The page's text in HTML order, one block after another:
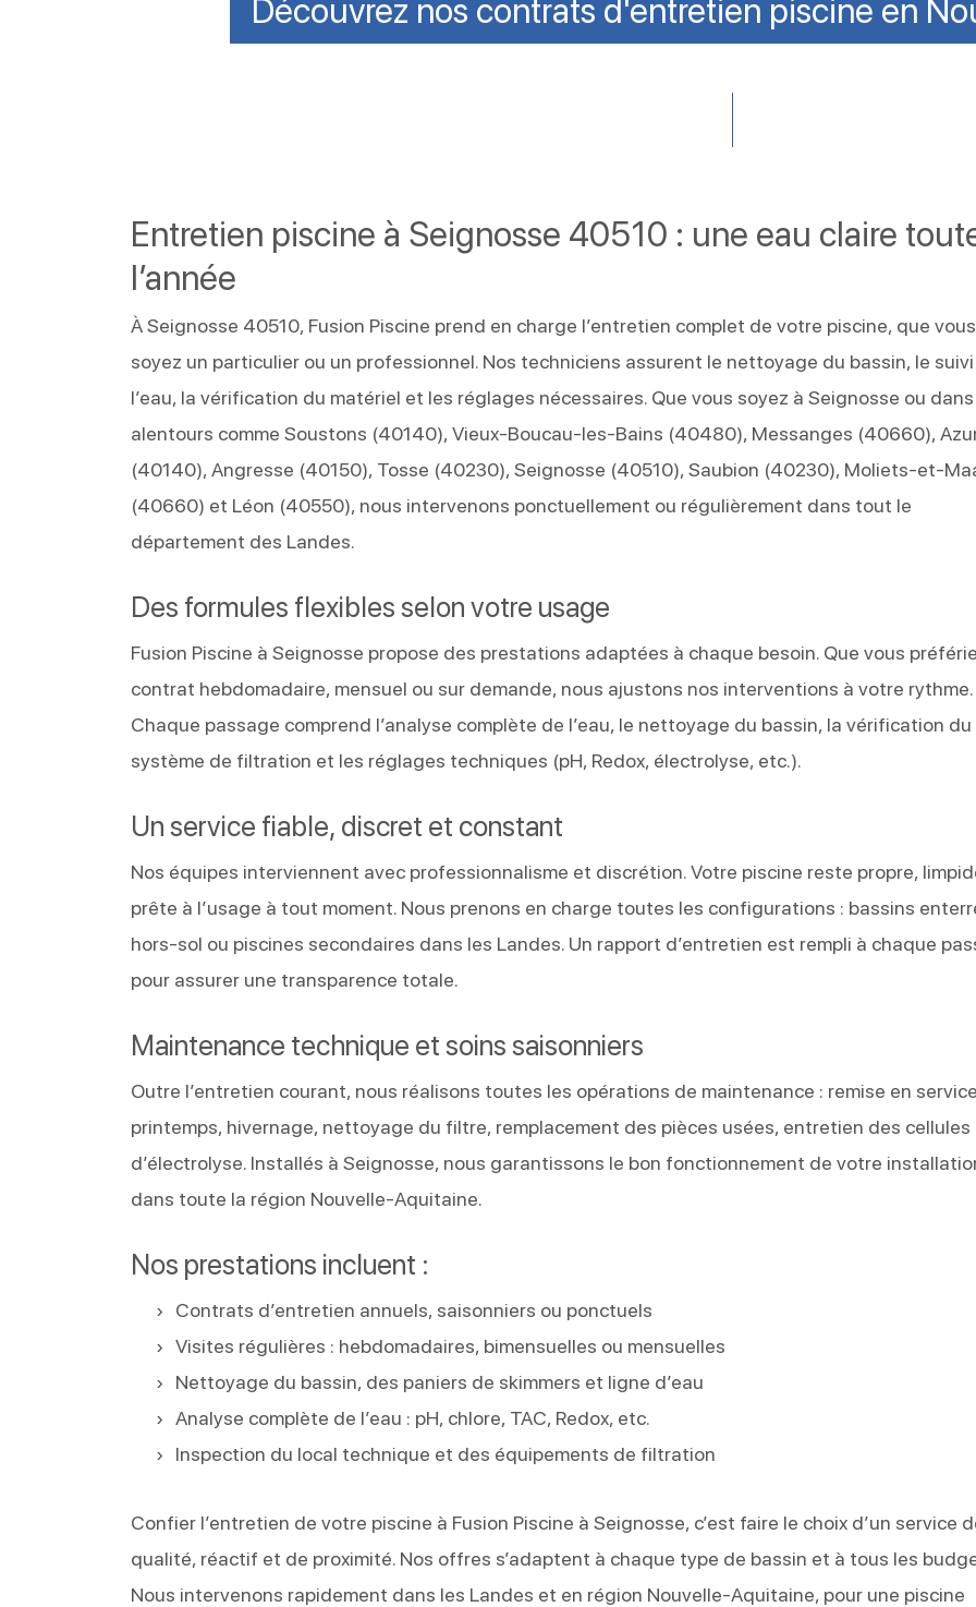
Découvrez nos contrats d'entretien piscine en
Entretien piscine à Seignosse 40510 : une eau claire
l’année
À Seignosse 40510, Fusion Piscine prend en charge l’entretien complet de votre piscine, que vous
soyez un particulier ou un professionnel. Nos techniciens assurent le nettoyage du bassin, le
l’eau, la vérification du matériel et les réglages nécessaires. Que vous soyez à Seignosse ou
alentours comme Soustons (40140), Vieux-Boucau-les-Bains (40480), Messanges (40660),
(40140), Angresse (40150), Tosse (40230), Seignosse (40510), Saubion (40230), Moliets-et-
(40660) et Léon (40550), nous intervenons ponctuellement ou régulièrement dans tout le
département des Landes.
Des formules flexibles selon votre usage
Fusion Piscine à Seignosse propose des prestations adaptées à chaque besoin. Que vous
contrat hebdomadaire, mensuel ou sur demande, nous ajustons nos interventions à votre rythme.
Chaque passage comprend l’analyse complète de l’eau, le nettoyage du bassin, la vérification du
système de filtration et les réglages techniques (pH, Redox, électrolyse, etc.).
Un service fiable, discret et constant
Nos équipes interviennent avec professionnalisme et discrétion. Votre piscine reste propre,
prête à l’usage à tout moment. Nous prenons en charge toutes les configurations : bassins
hors-sol ou piscines secondaires dans les Landes. Un rapport d’entretien est rempli à chaque
pour assurer une transparence totale.
Maintenance technique et soins saisonniers
Outre l’entretien courant, nous réalisons toutes les opérations de maintenance : remise en
printemps, hivernage, nettoyage du filtre, remplacement des pièces usées, entretien des cellules
d’électrolyse. Installés à Seignosse, nous garantissons le bon fonctionnement de votre
dans toute la région Nouvelle-Aquitaine.
Nos prestations incluent :
Contrats d’entretien annuels, saisonniers ou ponctuels
Visites régulières : hebdomadaires, bimensuelles ou mensuelles
Nettoyage du bassin, des paniers de skimmers et ligne d’eau
Analyse complète de l’eau : pH, chlore, TAC, Redox, etc.
Inspection du local technique et des équipements de filtration
Confier l’entretien de votre piscine à Fusion Piscine à Seignosse, c’est faire le choix d’un service
qualité, réactif et de proximité. Nos offres s’adaptent à chaque type de bassin et à tous les
Nous intervenons rapidement dans les Landes et en région Nouvelle-Aquitaine, pour une piscine